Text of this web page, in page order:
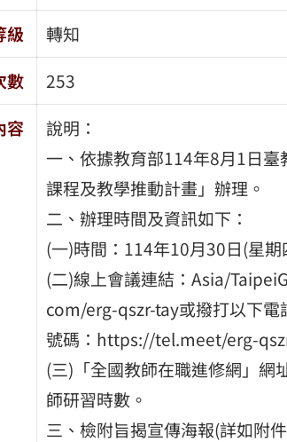
級
轉知
數
253
容
說明：
一、依據教育部114年8月1日
課程及教學推動計畫」辦理。
二、辦理時間及資訊如下：
(一)時間：114年10月30日(星
(二)線上會議連結：Asia/
com/erg-qszr-tay或撥打以下電
號碼：https://tel.meet/erg-
(三)「全國教師在職進修網」
師研習時數。
三、檢附旨揭宣傳海報(詳如附件